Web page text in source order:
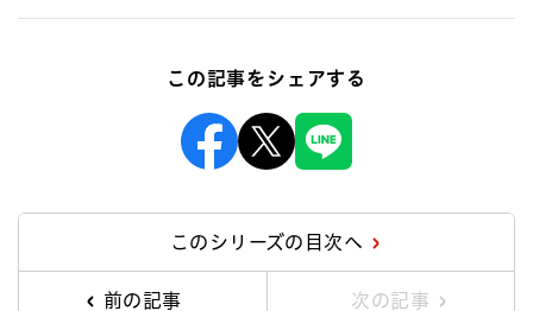
この記事をシェアする
このシリーズの目次へ
前の記事 次の記事